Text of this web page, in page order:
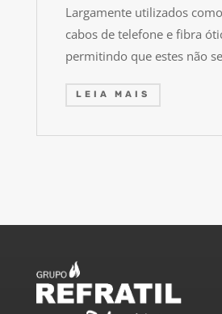
Largamente utilizados
cabos de telefone e fibra
permitindo que estes não
LEIA MAIS